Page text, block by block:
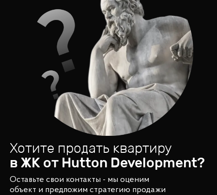
Хотите продать квартиру
в ЖК от Hutton Development?
Оставьте свои контакты - мы оценим
объект и предложим стратегию продажи